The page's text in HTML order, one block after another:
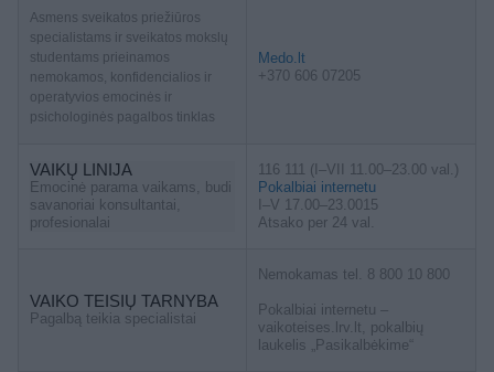
Asmens sveikatos priežiūros
specialistams ir sveikatos mokslų
studentams prieinamos
nemokamos, konfidencialios ir
operatyvios emocinės ir
psichologinės pagalbos tinklas
Medo.lt
+370 606 07205
VAIKŲ LINIJA
Emocinė parama vaikams, budi
savanoriai konsultantai,
profesionalai
116 111 (I–VII 11.00–23.00 val.)
Pokalbiai internetu
I–V 17.00–23.0015
Atsako per 24 val.
VAIKO TEISIŲ TARNYBA
Pagalbą teikia specialistai
Nemokamas tel. 8 800 10 800
Pokalbiai internetu –
vaikoteises.lrv.lt, pokalbių
laukelis „Pasikalbėkime“